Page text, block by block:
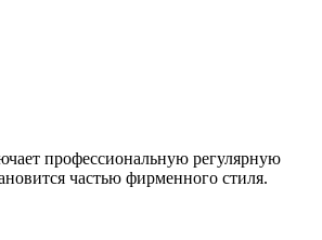
профессиональную регулярную
частью фирменного стиля.